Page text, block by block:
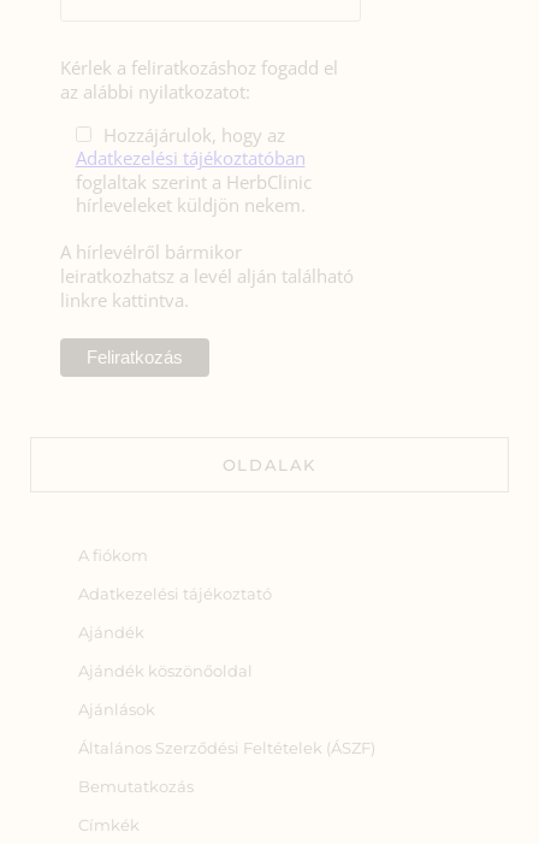
Kérlek a feliratkozáshoz fogadd el
az alábbi nyilatkozatot:
Hozzájárulok, hogy az
Adatkezelési tájékoztatóban
foglaltak szerint a HerbClinic
hírleveleket küldjön nekem.
A hírlevélről bármikor
leiratkozhatsz a levél alján található
linkre kattintva.
OLDALAK
A fiókom
Adatkezelési tájékoztató
Ajándék
Ajándék köszönőoldal
Ajánlások
Általános Szerződési Feltételek (ÁSZF)
Bemutatkozás
Címkék